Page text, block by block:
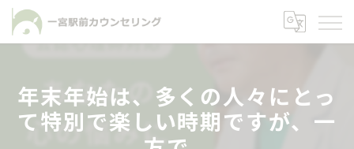
年末年始は、多くの人々にとっ
て特別で楽しい時期ですが、一